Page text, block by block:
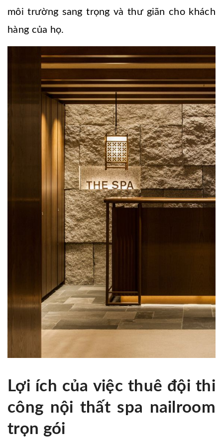
môi trường sang trọng và thư giãn cho khách
hàng của họ.
Lợi ích của việc thuê đội thi
công nội thất spa nailroom
trọn gói